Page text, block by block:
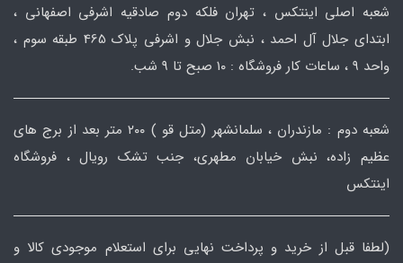
شعبه اصلی اینتکس ، تهران فلکه دوم صادقیه اشرفی اصفهانی ،
ابتدای جلال آل احمد ، نبش جلال و اشرفی پلاک 465 طبقه سوم ،
واحد ۹ ، ساعات کار فروشگاه : ۱۰ صبح تا ۹ شب.
شعبه دوم : مازندران ، سلمانشهر (متل قو ) ۲۰۰ متر بعد از برج های
عظیم زاده، نبش خیابان مطهری، جنب تشک رویال ، فروشگاه
اینتکس
(لطفا قبل از خرید و پرداخت نهایی برای استعلام موجودی کالا و